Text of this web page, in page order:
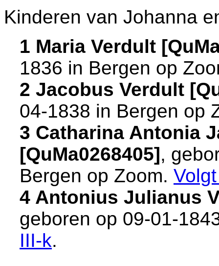
Kinderen van Johanna
1 Maria Verdult
1836 in Bergen op
2 Jacobus Verdult
04-1838 in Bergen op
3 Catharina Antonia
[QuMa0268405],
Bergen op Zoom.
4 Antonius Julianus
geboren op 09-01-
III-k.